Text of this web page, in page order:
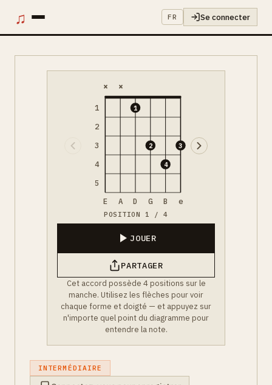
♫ FR Se connecter
1
2
3
4
5
× ×
1
2
4
3
E A D G B e
POSITION 1 / 4
JOUER
PARTAGER
Cet accord possède 4 positions sur le
manche. Utilisez les flèches pour voir
chaque forme et doigté — et appuyez sur
n'importe quel point du diagramme pour
entendre la note.
INTERMÉDIAIRE